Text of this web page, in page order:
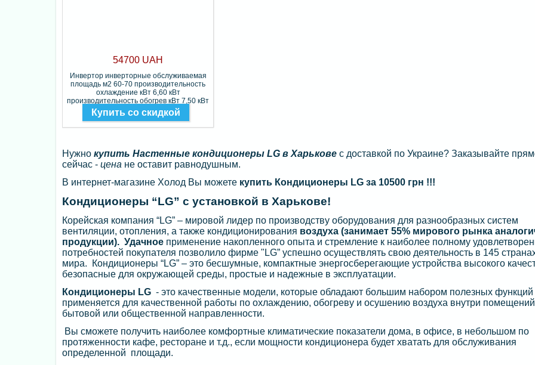
54700 UAH
Инвертор инверторные обслуживаемая
площадь м2 60-70 производительность
охлаждение кВт 6,60 кВт
производительность обогрев кВт 7,50 кВт
Фреон R-32
Купить со скидкой
Нужно купить Настенные кондиционеры LG в Харькове с доставкой по Украине? Заказывайте
сейчас - цена не оставит равнодушным.
В интернет-магазине Холод Вы можете купить Кондиционеры LG за 10500 грн !!!
Кондиционеры “LG” с установкой в Харькове!
Корейская компания “LG” – мировой лидер по производству оборудования для разнообразных систем
вентиляции, отопления, а также кондиционирования воздуха (занимает 55% мирового рынка
продукции). Удачное применение накопленного опыта и стремление к наиболее полному
потребностей покупателя позволило фирме "LG” успешно осуществлять свою деятельность в 145
мира. Кондиционеры “LG” – это бесшумные, компактные энергосберегающие устройства высокого
безопасные для окружающей среды, простые и надежные в эксплуатации.
Кондиционеры LG - это качественные модели, которые обладают большим набором полезных функций
применяется для качественной работы по охлаждению, обогреву и осушению воздуха внутри помещений
бытовой или общественной направленности.
Вы сможете получить наиболее комфортные климатические показатели дома, в офисе, в небольшом по
протяженности кафе, ресторане и т.д., если мощности кондиционера будет хватать для обслуживания
определенной площади.